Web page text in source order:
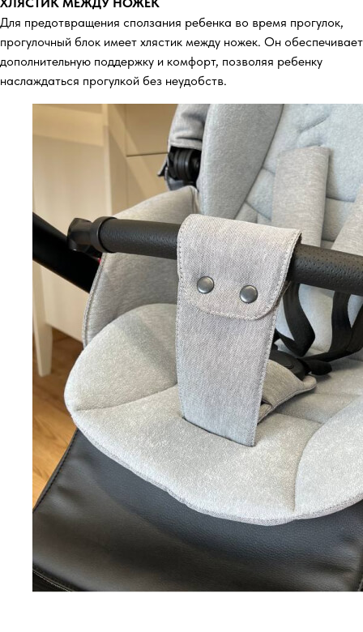
Для предотвращения сползания ребенка во время прогулок,
прогулочный блок имеет хлястик между ножек. Он обеспечивает
дополнительную поддержку и комфорт, позволяя ребенку
наслаждаться прогулкой без неудобств.